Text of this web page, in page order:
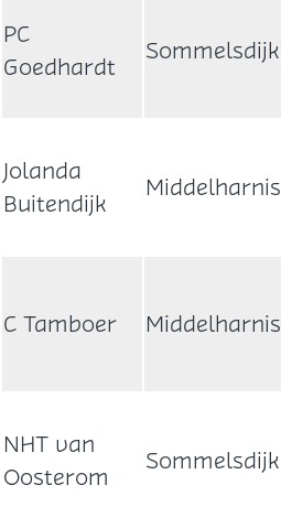
PC
Goedhardt
Sommelsdijk
Jolanda
Buitendijk
Middelharnis
C Tamboer Middelharnis
NHT van
Oosterom
Sommelsdijk